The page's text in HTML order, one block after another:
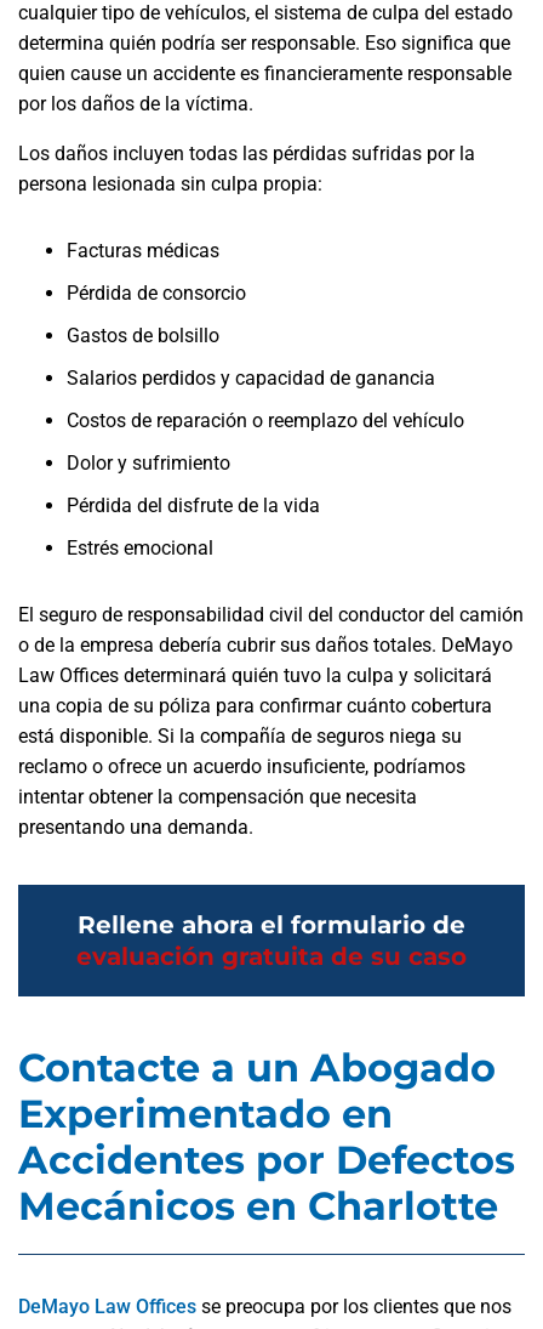
cualquier tipo de vehículos, el sistema de culpa del estado
determina quién podría ser responsable. Eso significa que
quien cause un accidente es financieramente responsable
por los daños de la víctima.
Los daños incluyen todas las pérdidas sufridas por la
persona lesionada sin culpa propia:
Facturas médicas
Pérdida de consorcio
Gastos de bolsillo
Salarios perdidos y capacidad de ganancia
Costos de reparación o reemplazo del vehículo
Dolor y sufrimiento
Pérdida del disfrute de la vida
Estrés emocional
El seguro de responsabilidad civil del conductor del camión
o de la empresa debería cubrir sus daños totales. DeMayo
Law Offices determinará quién tuvo la culpa y solicitará
una copia de su póliza para confirmar cuánto cobertura
está disponible. Si la compañía de seguros niega su
reclamo o ofrece un acuerdo insuficiente, podríamos
intentar obtener la compensación que necesita
presentando una demanda.
Rellene ahora el formulario de
evaluación gratuita de su caso
Contacte a un Abogado
Experimentado en
Accidentes por Defectos
Mecánicos en Charlotte
DeMayo Law Offices se preocupa por los clientes que nos